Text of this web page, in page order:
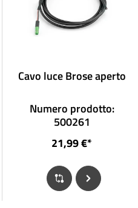
Cavo luce Brose aperto
Numero prodotto:
500261
21,99 €*